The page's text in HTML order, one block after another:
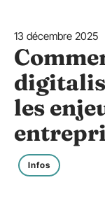
13 décembre 2025
les
Infos